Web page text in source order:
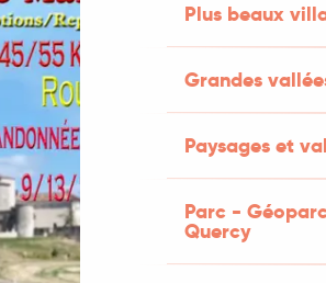
Plus beaux
Grandes
Paysages et
Parc -
Quercy